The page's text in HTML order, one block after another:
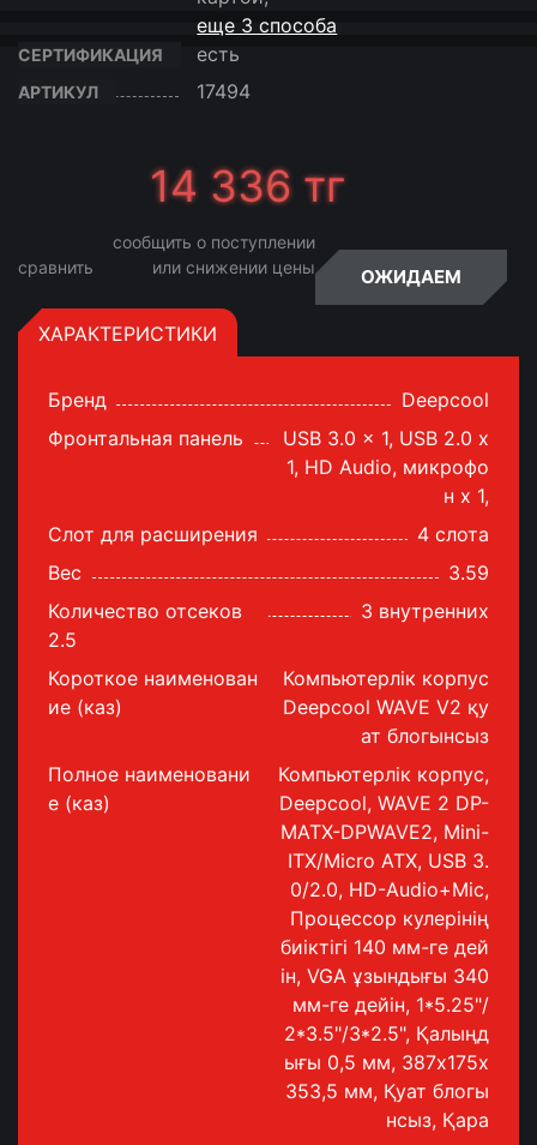
еще 3 способа
СЕРТИФИКАЦИЯ есть
АРТИКУЛ 17494
14 336тг
ОЖИДАЕМ
сравнить
сообщить о поступлении
или снижении цены
ХАРАКТЕРИСТИКИ
Бренд
Deepcool
Фронтальная панель
USB 3.0 x 1, USB 2.0 x
1, HD Audio, микрофо
н x 1,
Слот для расширения
4 слота
Вес
3.59
Количество отсеков
2.5
3 внутренних
Короткое наименован
ие (каз)
Компьютерлік корпус
Deepcool WAVE V2 қу
ат блогынсыз
Полное наименовани
е (каз)
Компьютерлік корпус,
Deepcool, WAVE 2 DP-
MATX-DPWAVE2, Mini-
ITX/Micro ATX, USB 3.
0/2.0, HD-Audio+Mic,
Процессор кулерінің
биіктігі 140 мм-ге дей
ін, VGA ұзындығы 340
мм-ге дейін, 1*5.25"/
2*3.5"/3*2.5", Қалыңд
ығы 0,5 мм, 387x175x
353,5 мм, Қуат блогы
нсыз, Қара